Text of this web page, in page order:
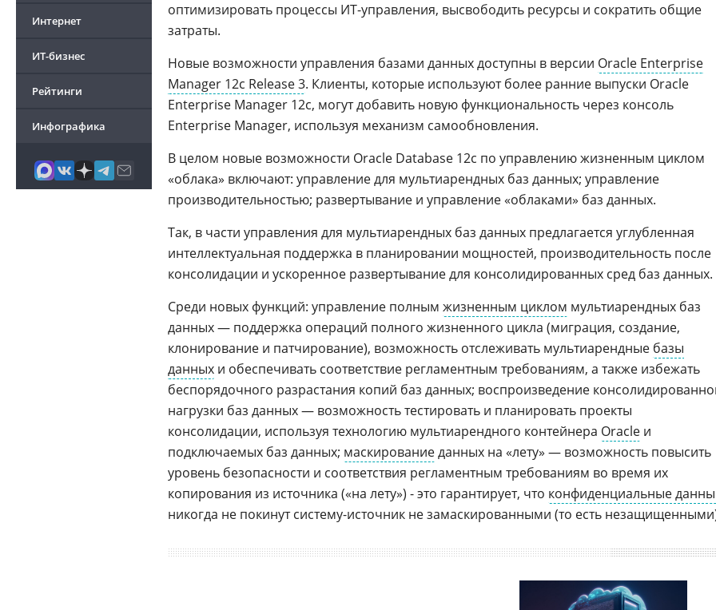
Интернет
ИТ-бизнес
Рейтинги
Инфографика
оптимизировать процессы ИТ-управления, высвободить ресурсы и сократить общие
затраты.
Новые возможности управления базами данных доступны в версии Oracle Enterprise
Manager 12c Release 3. Клиенты, которые используют более ранние выпуски Oracle
Enterprise Manager 12c, могут добавить новую функциональность через консоль
Enterprise Manager, используя механизм самообновления.
В целом новые возможности Oracle Database 12c по управлению жизненным циклом
«облака» включают: управление для мультиарендных баз данных; управление
производительностью; развертывание и управление «облаками» баз данных.
Так, в части управления для мультиарендных баз данных предлагается углубленная
интеллектуальная поддержка в планировании мощностей, производительность после
консолидации и ускоренное развертывание для консолидированных сред баз данных.
Среди новых функций: управление полным жизненным циклом мультиарендных баз
данных — поддержка операций полного жизненного цикла (миграция, создание,
клонирование и патчирование), возможность отслеживать мультиарендные базы
данных и обеспечивать соответствие регламентным требованиям, а также избежать
беспорядочного разрастания копий баз данных; воспроизведение
нагрузки баз данных — возможность тестировать и планировать проекты
консолидации, используя технологию мультиарендного контейнера Oracle и
подключаемых баз данных; маскированиеданных на «лету» — возможность повысить
уровень безопасности и соответствия регламентным требованиям во время их
копирования из источника («на лету») - это гарантирует, что конфиденциальные
никогда не покинут систему-источник не замаскированными (то есть